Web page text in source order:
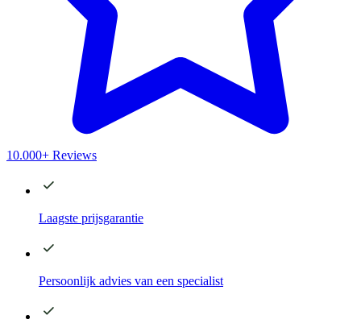
10.000+ Reviews
Laagste prijsgarantie
Persoonlijk advies van een specialist